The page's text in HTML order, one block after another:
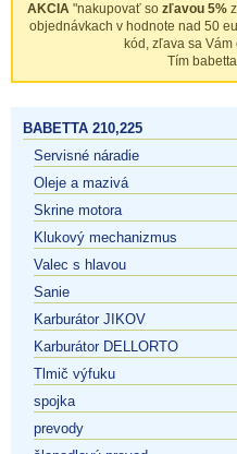
AKCIA"nakupovať so zľavou 5%z
objednávkach v hodnote nad 50
kód, zľava sa
Tím
BABETTA 210,225
Servisné náradie
Oleje a mazivá
Skrine motora
Klukový mechanizmus
Valec s hlavou
Sanie
Karburátor JIKOV
Karburátor DELLORTO
Tlmič výfuku
spojka
prevody